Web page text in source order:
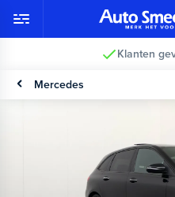
Klanten
Mercedes